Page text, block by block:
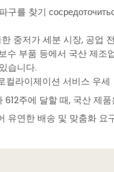
구를 찾기
중저가 세분 시장, 공업
수 부품 등에서 국산 제조
습니다.
컬라이제이션 서비스 우세
612주에 달할 때, 국산 제품
유연한 배송 및 맞춤화 요